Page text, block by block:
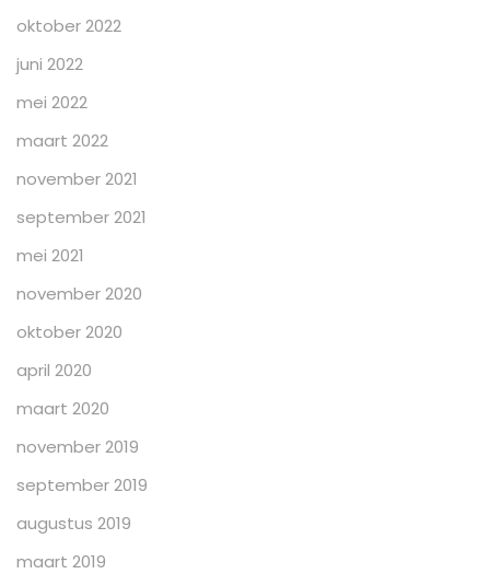
oktober 2022
juni 2022
mei 2022
maart 2022
november 2021
september 2021
mei 2021
november 2020
oktober 2020
april 2020
maart 2020
november 2019
september 2019
augustus 2019
maart 2019